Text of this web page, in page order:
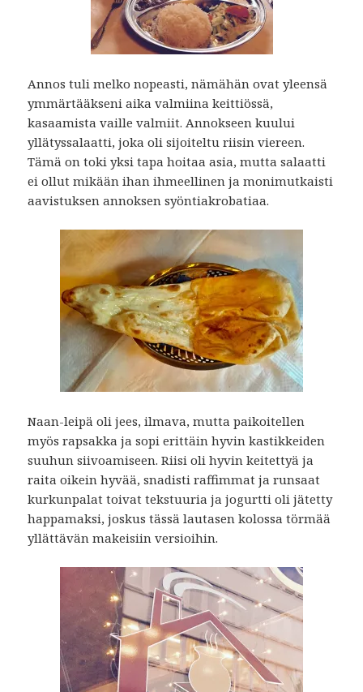
Annos tuli melko nopeasti, nämähän ovat yleensä
ymmärtääkseni aika valmiina keittiössä,
kasaamista vaille valmiit. Annokseen kuului
yllätyssalaatti, joka oli sijoiteltu riisin viereen.
Tämä on toki yksi tapa hoitaa asia, mutta salaatti
ei ollut mikään ihan ihmeellinen ja monimutkaisti
aavistuksen annoksen syöntiakrobatiaa.
Naan-leipä oli jees, ilmava, mutta paikoitellen
myös rapsakka ja sopi erittäin hyvin kastikkeiden
suuhun siivoamiseen. Riisi oli hyvin keitettyä ja
raita oikein hyvää, snadisti raffimmat ja runsaat
kurkunpalat toivat tekstuuria ja jogurtti oli jätetty
happamaksi, joskus tässä lautasen kolossa törmää
yllättävän makeisiin versioihin.